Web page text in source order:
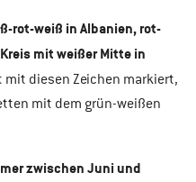
rot-weiß in Albanien, rot-
mit weißer Mitte in
mit diesen Zeichen markiert,
mit dem grün-weißen
zwischen Juni und